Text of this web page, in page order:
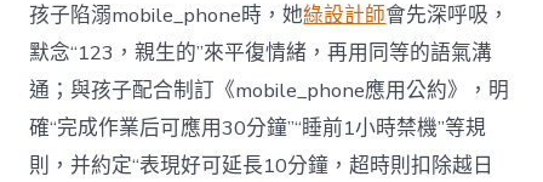
孩子陷溺mobile_phone時，她綠設計師會先深呼吸，
默念“123，親生的”來平復情緒，再用同等的語氣溝
通；與孩子配合制訂《mobile_phone應用公約》，明
確“完成作業后可應用30分鐘”“睡前1小時禁機”等規
則，并約定“表現好可延長10分鐘，超時則扣除越日